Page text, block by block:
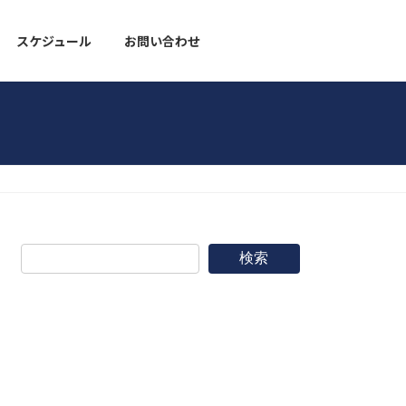
スケジュール お問い合わせ
検索